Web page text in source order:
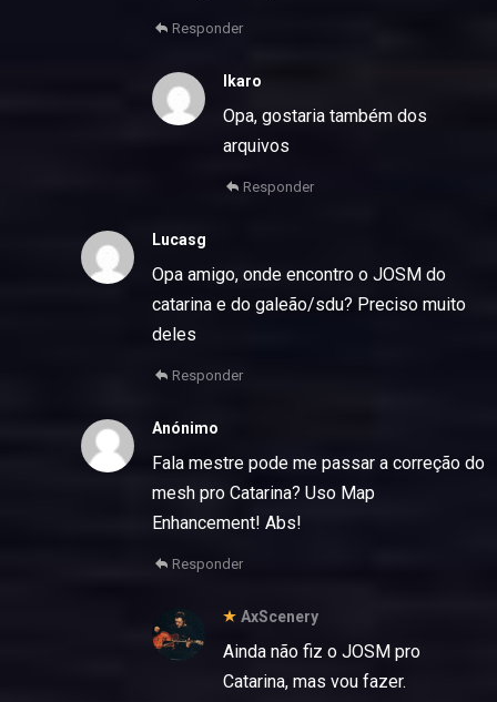
Responder
Ikaro
Opa, gostaria também dos
arquivos
Responder
Lucasg
Opa amigo, onde encontro o JOSM do
catarina e do galeão/sdu? Preciso muito
deles
Responder
Anónimo
Fala mestre pode me passar a correção do
mesh pro Catarina? Uso Map
Enhancement! Abs!
Responder
AxScenery
Ainda não fiz o JOSM pro
Catarina, mas vou fazer.